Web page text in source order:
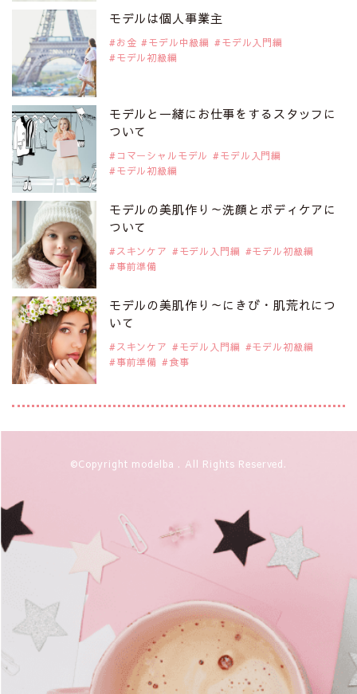
是非ご覧ください。
注目モデル CHIHARUさん
2019年9月29日
注目モデルを1名追加いたしました。
是非ご覧ください。
注目モデル 藤井サチさん
2019年9月29日
注目モデルを1名追加いたしました。
是非ご覧ください。
大注目のモデル10人
2019年9月29日
注目モデルを1名追加いたしました。
是非ご覧ください。
注目のアジア系モデル
2019年9月29日
注目モデルを1名追加いたしました。
2019年9月29日
注目モデル イーランさん
モデルは個人事業主
お金 モデル中級編
モデル入門編
モデル初級編
モデルと一緒にお仕事をするスタッフに
ついて
コマーシャルモデル
モデル入門編
モデル初級編
モデルの美肌作り～洗顔とボディケアに
ついて
スキンケア モデル入門編
モデル初級編
事前準備
モデルの美肌作り～にきび・肌荒れにつ
いて
スキンケア モデル入門編
モデル初級編
事前準備
食事
©Copyright modelba . All Rights Reserved.